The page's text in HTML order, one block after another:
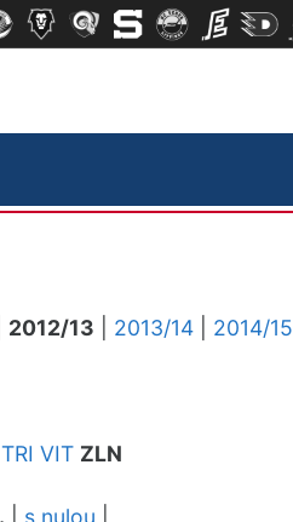
2012/13 2013/14 2014/15
TRI VIT ZLN
s nulou